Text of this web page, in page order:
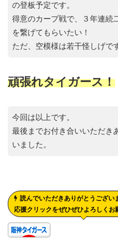
の登板予定です。
得意のカープ戦で、３年連続
を繋げてもらいたい！
ただ、空模様は若干怪しげで
頑張れタイガース！
今回は以上です。
最後までお付き合いいただき
いました。
読んでいただきありがとうござい
応援クリックをぜひぜひよろしくお